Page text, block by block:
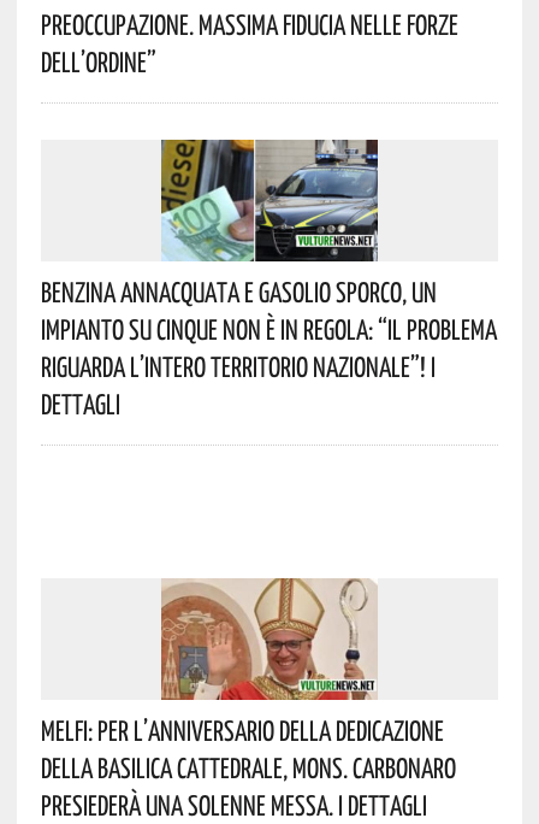
Preoccupazione. Massima Fiducia Nelle Forze
Dell’Ordine”
Benzina Annacquata E Gasolio Sporco, Un
Impianto Su Cinque Non È In Regola: “il Problema
Riguarda L’intero Territorio Nazionale”! I
Dettagli
Melfi: Per L’anniversario Della Dedicazione
Della Basilica Cattedrale, Mons. Carbonaro
Presiederà Una Solenne Messa. I Dettagli